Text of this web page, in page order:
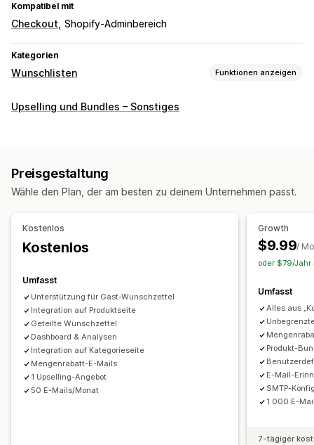
Kompatibel mit
Checkout Shopify-Adminbereich
Kategorien
Wunschlisten Funktionen anzeigen
Listenarten
Listenverwaltung
Anpassung
Benutzerdefiniertes Branding
Benutzerdefinierte Layouts
Preisbenachrichtigungen
Bestandsbenachrichtigungen
Upselling und Bundles – Sonstiges
Preisgestaltung
Wähle den Plan, der am besten zu deinem Unternehmen passt.
Kostenlos
Kostenlos
Umfasst
Unterstützung für Gast-Wunschzettel
Integration auf Produktseite
Geteilte Wunschzettel
Dashboard & Analysen
Integration auf Kategorieseite
Mengenrabatt-E-Mails
1 Upselling-Angebot
50 E-Mails/Monat
Growth
$9.99/
oder $79/Jahr
Umfasst
Alles aus
Produkt-
E-Mail-
SMTP-
1.000 E-
7-tägiger